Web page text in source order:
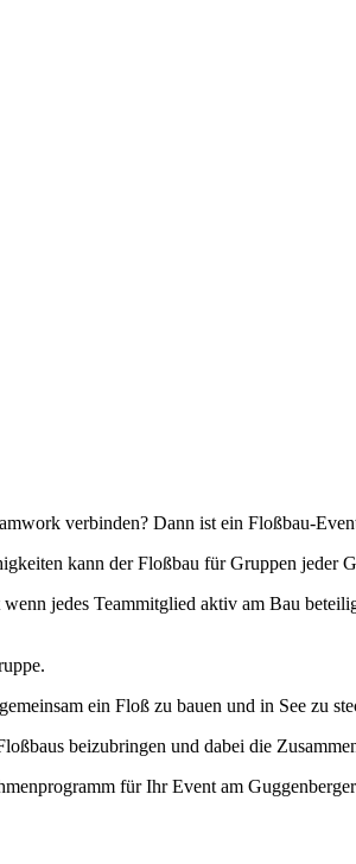
verbinden? Dann ist ein Floßbau-
kann der Floßbau für Gruppen jeder
jedes Teammitglied aktiv am Bau
ein Floß zu bauen und in See zu
beizubringen und dabei die
für Ihr Event am